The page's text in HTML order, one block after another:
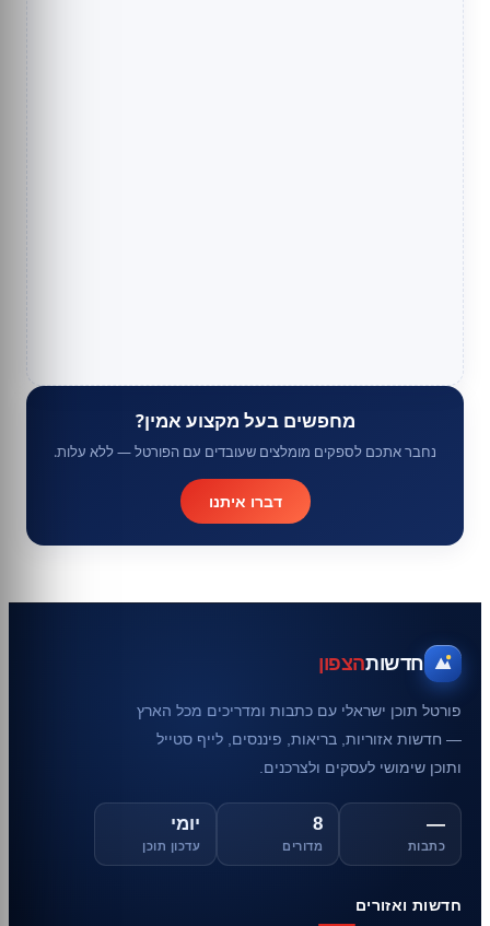
מחפשים בעל מקצוע אמין?
נחבר אתכם לספקים מומלצים שעובדים עם הפורטל — ללא עלות.
דברו איתנו
חדשותהצפון
פורטל תוכן ישראלי עם כתבות ומדריכים מכל הארץ
— חדשות אזוריות, בריאות, פיננסים, לייף סטייל
ותוכן שימושי לעסקים ולצרכנים.
—
כתבות
8
מדורים
יומי
עדכון תוכן
חדשות ואזורים